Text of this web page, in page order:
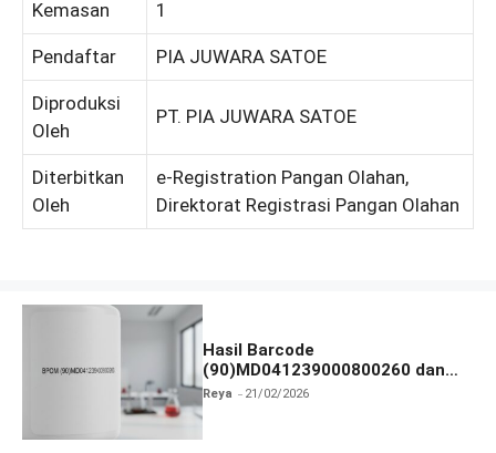
Kemasan 1
Pendaftar PIA JUWARA SATOE
Diproduksi
Oleh
PT. PIA JUWARA SATOE
Diterbitkan
Oleh
e-Registration Pangan Olahan,
Direktorat Registrasi Pangan Olahan
Hasil Barcode
(90)MD041239000800260 dan
Legalitas
Reya 21/02/2026